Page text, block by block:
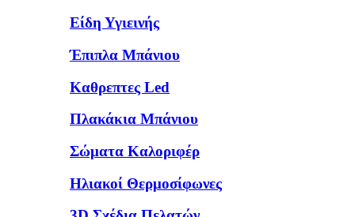
Είδη Υγιεινής
Έπιπλα Μπάνιου
Καθρεπτες Led
Πλακάκια Μπάνιου
Σώματα Καλοριφέρ
Ηλιακοί Θερμοσίφωνες